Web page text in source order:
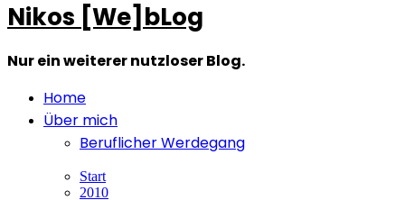
Nikos [We]bLog
Nur ein weiterer nutzloser Blog.
Home
Über mich
Beruflicher Werdegang
Start
2010